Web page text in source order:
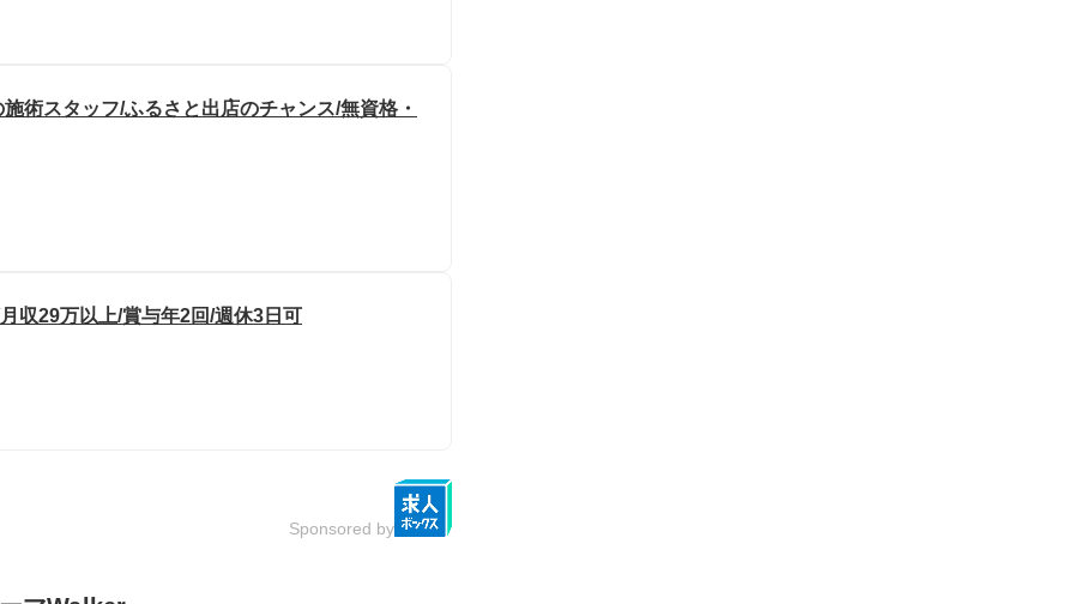
術スタッフ/ふるさと出店のチャンス/無資格・
収29万以上/賞与年2回/週休3日可
Sponsored by